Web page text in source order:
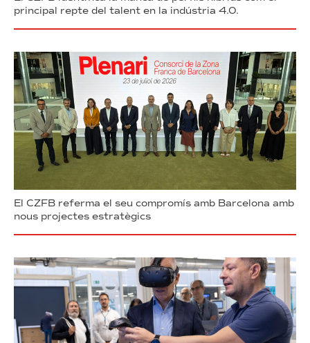
principal repte del talent en la indústria 4.0.
El CZFB referma el seu compromís amb Barcelona amb
nous projectes estratègics